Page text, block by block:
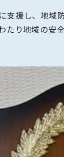
援し、地域
り地域の安